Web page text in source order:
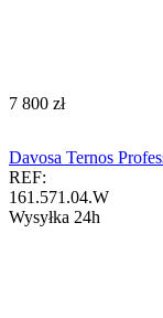
‍7 800‍ zł
Davosa Ternos
REF:
161.571.04.W
Wysyłka 24h